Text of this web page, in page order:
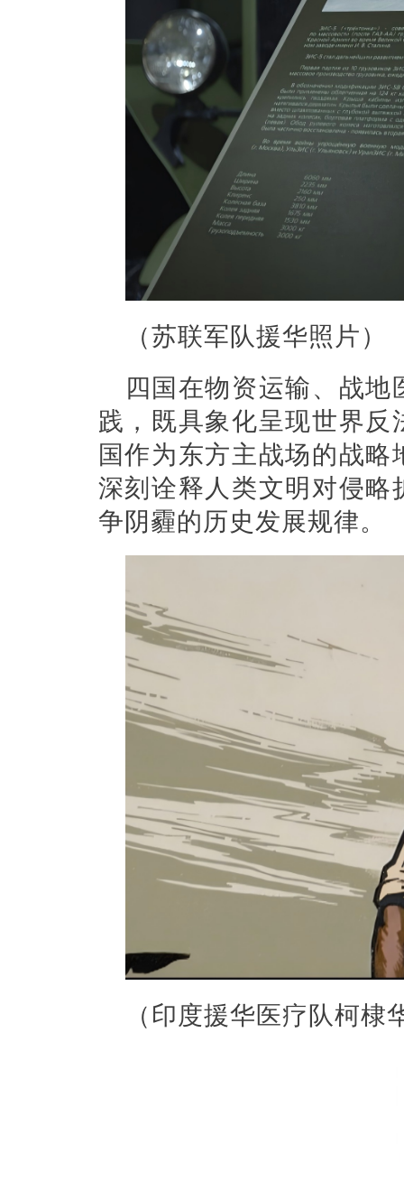
（苏联军队援华照片）
四国在物资运输、战
践，既具象化呈现世界
国作为东方主战场的战
深刻诠释人类文明对侵
争阴霾的历史发展规律。
（印度援华医疗队柯棣